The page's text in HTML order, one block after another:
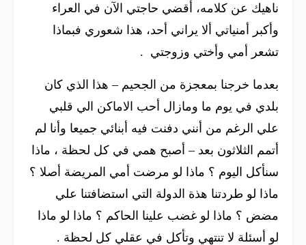
ناهيك عن كلامه، أقضي حاجتي الآن في العراء
وأكبر أمنياتي ألا يراني أحد، هذا شعوري فبماذا
تشعر أمي وأختي وزوجتي .
بعدما خرجنا بمعجزة من الجحيم – هذا الذي كان
بلدي في يوم ما ومازال أحب الاماكن الي قلبي
علي الرغم من أنني دفنت فيه أبنائي جميعا وأنا لم
أتمم الثلاثون بعد – أصبح همي في كل لحظة ، ماذا
سنأكل اليوم ؟ ماذا لو مرضت أمي المريضة أصلا ؟
ماذا لو طردتنا هذة الدولة التي استضافتنا علي
مضض ؟ ماذا لو غضب علينا الحاكم ؟ ماذا لو ماذا
لو أسئلة لا تنتهي وتأكل في عقلي كل لحظة .